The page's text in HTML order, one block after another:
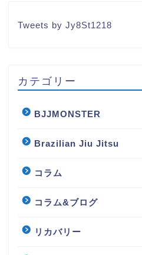
Tweets by Jy8St1218
カテゴリー
BJJMONSTER
Brazilian Jiu Jitsu
コラム
コラム&ブログ
リカバリー